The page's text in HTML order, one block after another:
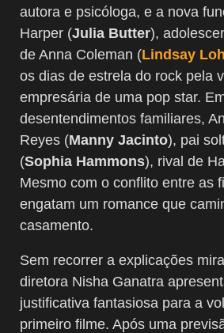
autora e psicóloga, e a nova
Harper (Julia Butter),
de Anna Coleman (Lindsay
os dias de estrela do rock pela
empresária de uma pop star.
desentendimentos familiares,
Reyes (Manny Jacinto), pai
(Sophia Hammons), rival de
Mesmo com o conflito entre as
engatam um romance que
casamento.
Sem recorrer a explicações
diretora Nisha Ganatra
justificativa fantasiosa para a
primeiro filme. Após uma